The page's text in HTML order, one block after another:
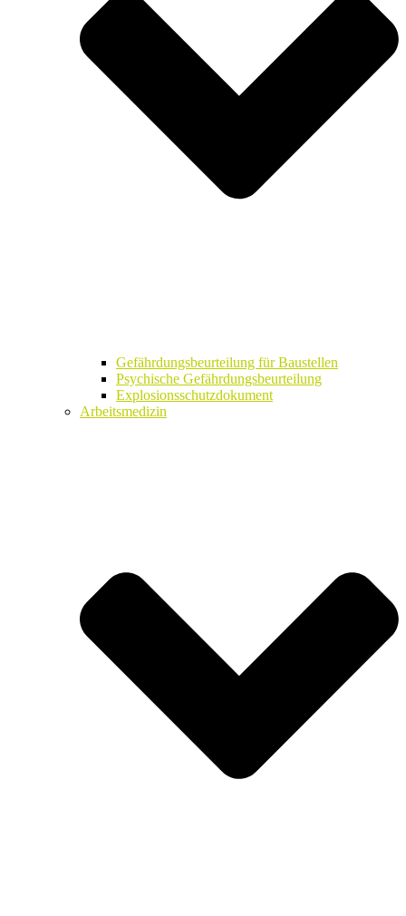
Gefährdungsbeurteilung für Baustellen
Psychische Gefährdungsbeurteilung
Explosionsschutzdokument
Arbeitsmedizin